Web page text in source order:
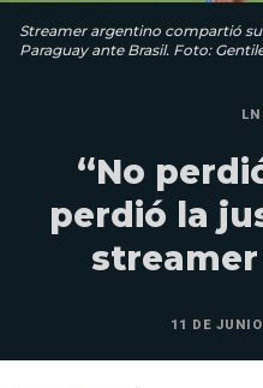
Streamer argentino compartió
Paraguay ante Brasil. Foto:
“No
perdió la
11 DE